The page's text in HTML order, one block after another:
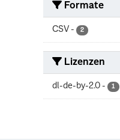
Formate
CSV - 2
Lizenzen
dl-de-by-2.0 - 1